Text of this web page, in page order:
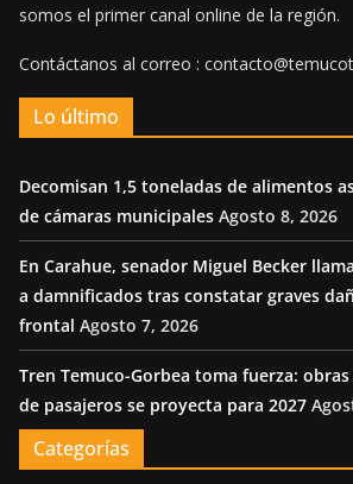
somos el primer canal online de la región.
Contáctanos al correo :
Lo último
Decomisan 1,5 toneladas de alimentos
de cámaras municipales Agosto 8, 2026
En Carahue, senador Miguel Becker
a damnificados tras constatar graves
frontal Agosto 7, 2026
Tren Temuco-Gorbea toma fuerza:
de pasajeros se proyecta para 2027
Categorías